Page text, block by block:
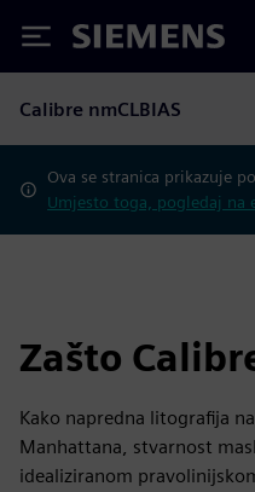
Siemens
Calibre nmCLBIAS
Ova se stranica prikazuje
Umjesto toga, pogledaj na
Zašto
Kako napredna litografija
Manhattana, stvarnost
idealiziranom